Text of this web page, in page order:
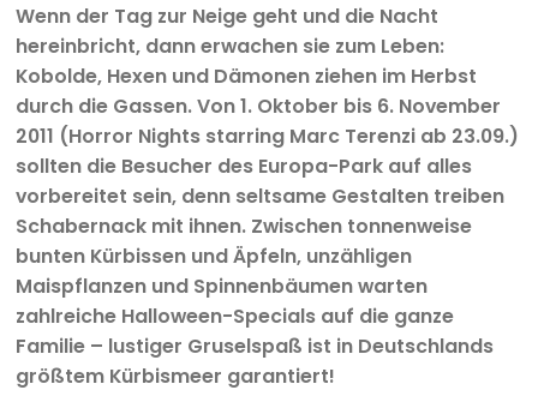
Wenn der Tag zur Neige geht und die Nacht
hereinbricht, dann erwachen sie zum Leben:
Kobolde, Hexen und Dämonen ziehen im Herbst
durch die Gassen. Von 1. Oktober bis 6. November
2011 (Horror Nights starring Marc Terenzi ab 23.09.)
sollten die Besucher des Europa-Park auf alles
vorbereitet sein, denn seltsame Gestalten treiben
Schabernack mit ihnen. Zwischen tonnenweise
bunten Kürbissen und Äpfeln, unzähligen
Maispflanzen und Spinnenbäumen warten
zahlreiche Halloween-Specials auf die ganze
Familie – lustiger Gruselspaß ist in Deutschlands
größtem Kürbismeer garantiert!